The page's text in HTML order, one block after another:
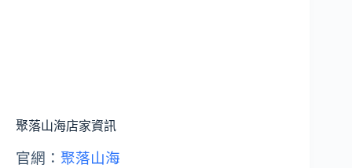
聚落山海店家資訊
官網： 聚落山海